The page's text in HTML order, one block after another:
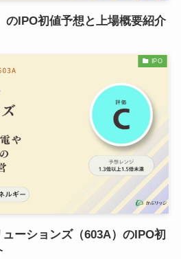
のIPO初値予想と上場概要紹介
IPO
ーションズ（603A）のIPO初